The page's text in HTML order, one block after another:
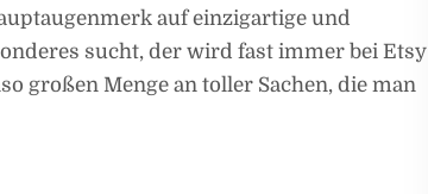
auf einzigartige und
sucht, der wird fast immer bei Etsy
großen Menge an toller Sachen, die man